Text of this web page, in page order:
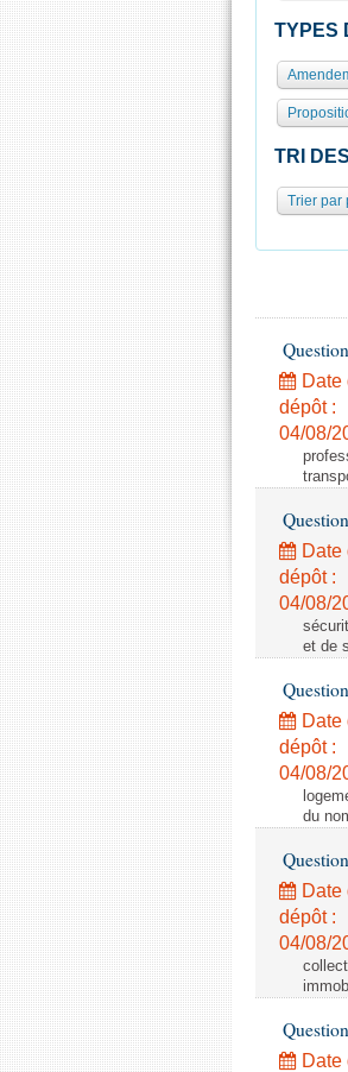
TYPES
TRI
Trier par
Date
dépôt :
04/08/
Date
dépôt :
04/08/
et de
Date
dépôt :
04/08/
du
Date
dépôt :
04/08/
Date